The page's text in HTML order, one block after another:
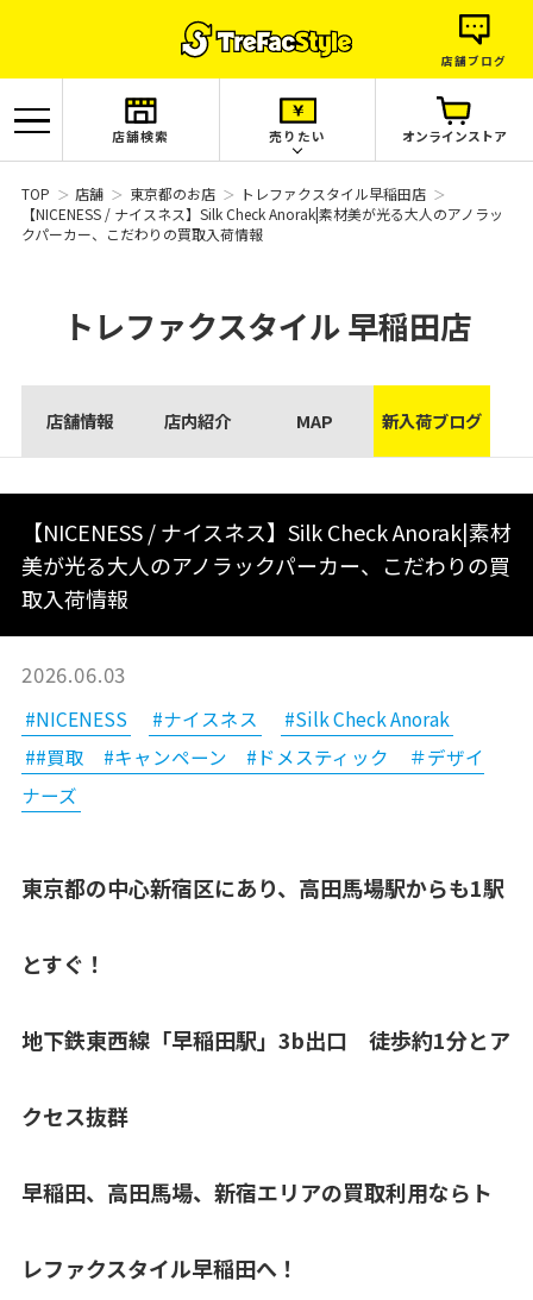
店舗ブログ
店舗検索 売りたい オンラインストア
TOP 店舗 東京都のお店
トレファクスタイル早稲田店
【NICENESS / ナイスネス】Silk Check Anorak|素材美が光る大人のアノラッ
クパーカー、こだわりの買取入荷情報
トレファクスタイル早稲田店
店舗情報 店内紹介 MAP 新入荷ブログ
【NICENESS / ナイスネス】Silk Check Anorak|素材
美が光る大人のアノラックパーカー、こだわりの買
取入荷情報
2026.06.03
#NICENESS #ナイスネス
#Silk Check Anorak
##買取 #キャンペーン #ドメスティック ＃デザイ
ナーズ
東京都の中心新宿区にあり、高田馬場駅からも1駅
とすぐ！
地下鉄東西線「早稲田駅」3b出口 徒歩約1分とア
クセス抜群
早稲田、高田馬場、新宿エリアの買取利用ならト
レファクスタイル早稲田へ！